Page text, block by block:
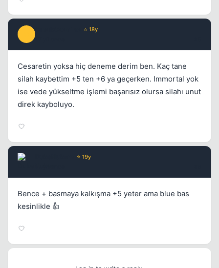
⭐ 18y
Cesaretin yoksa hiç deneme derim ben. Kaç tane
silah kaybettim +5 ten +6 ya geçerken. Immortal yok
ise vede yükseltme işlemi başarısız olursa silahı unut
direk kayboluyo.
⭐ 19y
Bence + basmaya kalkışma +5 yeter ama blue bas
kesinlikle 👍